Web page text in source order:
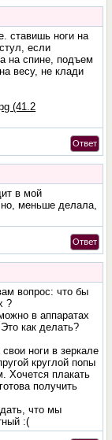
ставишь ноги на
если
на спине, подъем
весу, не клади
(41.2
Ответ
в мой
меньше делала,
Ответ
вопрос: что бы
?
в аппаратах
как делать?
ноги в зеркале
круглой попы
Хочется плакать
получить
что мы
:(